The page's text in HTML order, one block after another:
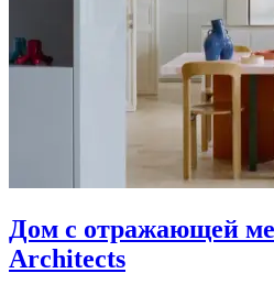
Дом с отражающей
Architects